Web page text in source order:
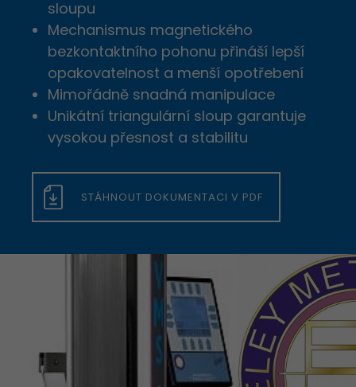
sloupu
Mechanismus magnetického
bezkontaktního pohonu přináší lepší
opakovatelnost a menší opotřebení
Mimořádně snadná manipulace
Unikátní triangulární sloup garantuje
vysokou přesnost a stabilitu
STÁHNOUT DOKUMENTACI V PDF